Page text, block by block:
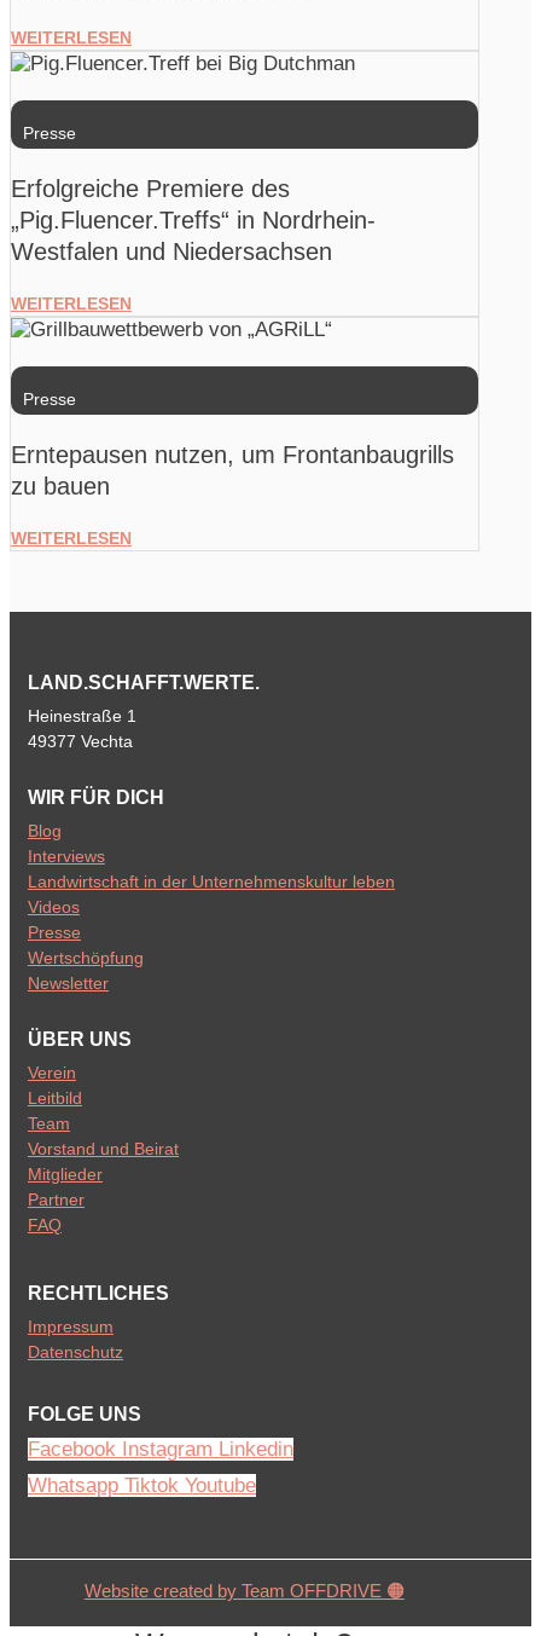
WEITERLESEN
Presse
Erfolgreiche Premiere des
„Pig.Fluencer.Treffs“ in Nordrhein-
Westfalen und Niedersachsen
WEITERLESEN
Presse
Erntepausen nutzen, um Frontanbaugrills
zu bauen
WEITERLESEN
LAND.SCHAFFT.WERTE.
Heinestraße 1
49377 Vechta
WIR FÜR DICH
Blog
Interviews
Landwirtschaft in der Unternehmenskultur leben
Videos
Presse
Wertschöpfung
Newsletter
ÜBER UNS
Verein
Leitbild
Team
Vorstand und Beirat
Mitglieder
Partner
FAQ
RECHTLICHES
Impressum
Datenschutz
FOLGE UNS
Facebook Instagram Linkedin
Whatsapp Tiktok Youtube
Website created by Team OFFDRIVE 🟠